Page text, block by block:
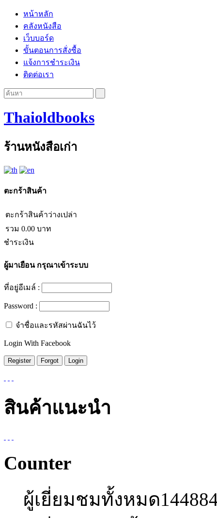
หน้าหลัก
คลังหนังสือ
เว็บบอร์ด
ขั้นตอนการสั่งซื้อ
แจ้งการชำระเงิน
ติดต่อเรา
Thaioldbooks
ร้านหนังสือเก่า
ตะกร้าสินค้า
ตะกร้าสินค้าว่างเปล่า
รวม 0.00 บาท
ชำระเงิน
ผู้มาเยือนกรุณาเข้าระบบ
ที่อยู่อีเมล์ :
Password :
จำชื่อและรหัสผ่านฉันไว้
Login With Facebook
สินค้าแนะนำ
Counter
ผู้เยี่ยมชมทั้งหมด